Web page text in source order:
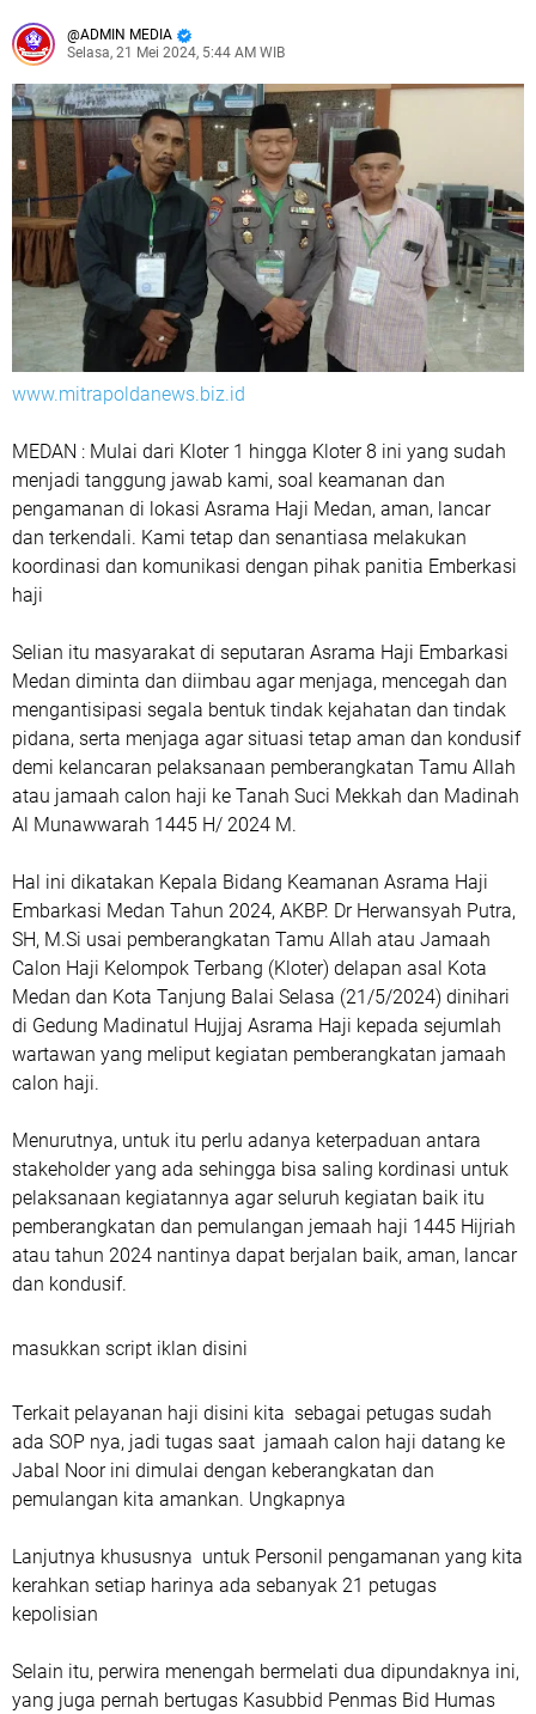
ADMIN MEDIA
Selasa, 21 Mei 2024, 5:44 AM WIB
www.mitrapoldanews.biz.id
MEDAN : Mulai dari Kloter 1 hingga Kloter 8 ini yang sudah
menjadi tanggung jawab kami, soal keamanan dan
pengamanan di lokasi Asrama Haji Medan, aman, lancar
dan terkendali. Kami tetap dan senantiasa melakukan
koordinasi dan komunikasi dengan pihak panitia Emberkasi
haji
Selian itu masyarakat di seputaran Asrama Haji Embarkasi
Medan diminta dan diimbau agar menjaga, mencegah dan
mengantisipasi segala bentuk tindak kejahatan dan tindak
pidana, serta menjaga agar situasi tetap aman dan kondusif
demi kelancaran pelaksanaan pemberangkatan Tamu Allah
atau jamaah calon haji ke Tanah Suci Mekkah dan Madinah
Al Munawwarah 1445 H/ 2024 M.
Hal ini dikatakan Kepala Bidang Keamanan Asrama Haji
Embarkasi Medan Tahun 2024, AKBP. Dr Herwansyah Putra,
SH, M.Si usai pemberangkatan Tamu Allah atau Jamaah
Calon Haji Kelompok Terbang (Kloter) delapan asal Kota
Medan dan Kota Tanjung Balai Selasa (21/5/2024) dinihari
di Gedung Madinatul Hujjaj Asrama Haji kepada sejumlah
wartawan yang meliput kegiatan pemberangkatan jamaah
calon haji.
Menurutnya, untuk itu perlu adanya keterpaduan antara
stakeholder yang ada sehingga bisa saling kordinasi untuk
pelaksanaan kegiatannya agar seluruh kegiatan baik itu
pemberangkatan dan pemulangan jemaah haji 1445 Hijriah
atau tahun 2024 nantinya dapat berjalan baik, aman, lancar
dan kondusif.
masukkan script iklan disini
Terkait pelayanan haji disini kita sebagai petugas sudah
ada SOP nya, jadi tugas saat jamaah calon haji datang ke
Jabal Noor ini dimulai dengan keberangkatan dan
pemulangan kita amankan. Ungkapnya
Lanjutnya khususnya untuk Personil pengamanan yang kita
kerahkan setiap harinya ada sebanyak 21 petugas
kepolisian
Selain itu, perwira menengah bermelati dua dipundaknya ini,
yang juga pernah bertugas Kasubbid Penmas Bid Humas